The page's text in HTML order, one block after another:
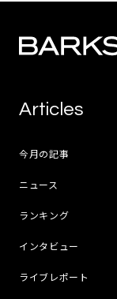
Articles
今月の記事
ニュース
ランキング
インタビュー
ライブレポート